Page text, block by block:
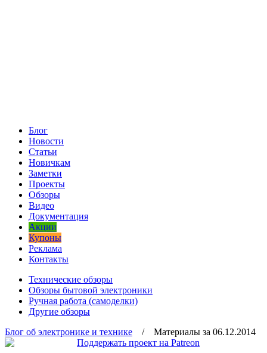
Блог
Новости
Статьи
Новичкам
Заметки
Проекты
Обзоры
Видео
Документация
Акции
Купоны
Реклама
Контакты
Технические обзоры
Обзоры бытовой электроники
Ручная работа (самоделки)
Другие обзоры
Блог об электронике и технике / Материалы за 06.12.2014